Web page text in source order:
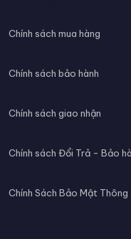
Chính sách mua hàng
Chính sách bảo hành
Chính sách giao nhận
Chính sách Đổi Trả - Bảo
Chính Sách Bảo Mật Thông